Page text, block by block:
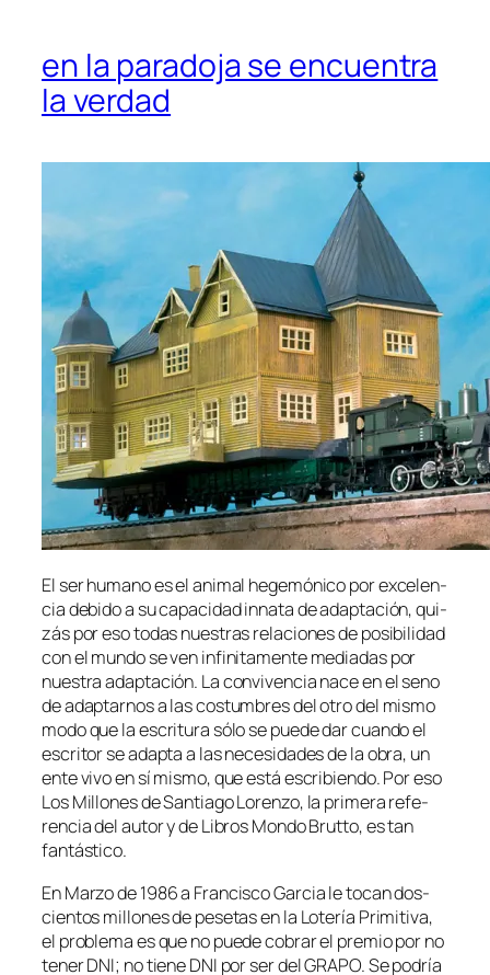
en la paradoja se encuentra
la verdad
El ser hu­mano es el ani­mal he­ge­mó­ni­co por ex­ce­len­
cia de­bi­do a su ca­pa­ci­dad in­na­ta de adap­ta­ción, qui­
zás por eso to­das nues­tras re­la­cio­nes de po­si­bi­li­dad
con el mun­do se ven in­fi­ni­ta­men­te me­dia­das por
nues­tra adap­ta­ción. La con­vi­ven­cia na­ce en el seno
de adap­tar­nos a las cos­tum­bres del otro del mis­mo
mo­do que la es­cri­tu­ra só­lo se pue­de dar cuan­do el
es­cri­tor se adap­ta a las ne­ce­si­da­des de la obra, un
en­te vi­vo en sí mis­mo, que es­tá es­cri­bien­do. Por eso
Los Millones de Santiago Lorenzo, la pri­me­ra re­fe­
ren­cia del au­tor y de Libros Mondo Brutto, es tan
fantástico.
En Marzo de 1986 a Francisco Garcia le to­can dos­
cien­tos mi­llo­nes de pe­se­tas en la Lotería Primitiva,
el pro­ble­ma es que no pue­de co­brar el pre­mio por no
te­ner DNI; no tie­ne DNI por ser del GRAPO. Se po­dría